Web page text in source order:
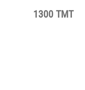
1300 TMT